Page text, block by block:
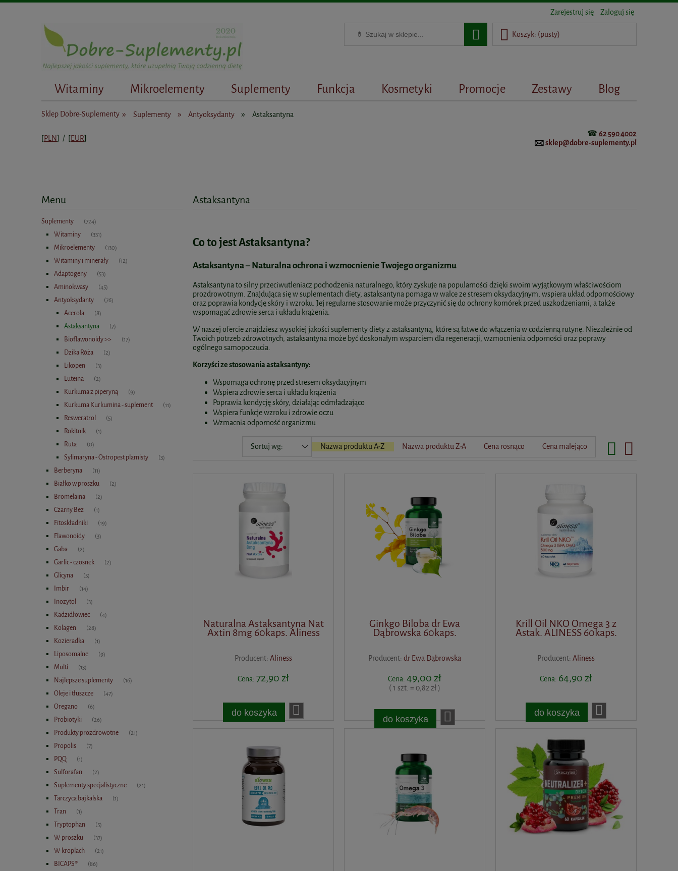
Zarejestruj się Zaloguj się
Koszyk: (pusty)
Witaminy Mikroelementy Suplementy Funkcja Kosmetyki Promocje Zestawy
Blog
Dietetycy
Sklep Dobre-Suplementy » Suplementy » Antyoksydanty » Astaksantyna
[PLN] / [EUR] ☎ 62 590 4002
sklep@dobre-suplementy.pl
Menu
Suplementy (724)
Witaminy (331)
Mikroelementy (130)
Witaminy i minerały (12)
Adaptogeny (53)
Aminokwasy (45)
Antyoksydanty (76)
Acerola (8)
Astaksantyna (7)
Bioflawonoidy >> (17)
Dzika Róża (2)
Likopen (3)
Luteina (2)
Kurkuma z piperyną (9)
Kurkuma Kurkumina - suplement (11)
Resweratrol (5)
Rokitnik (1)
Ruta (0)
Sylimaryna - Ostropest plamisty (3)
Berberyna (11)
Białko w proszku (2)
Bromelaina (2)
Czarny Bez (1)
Fitoskładniki (19)
Flawonoidy (3)
Gaba (2)
Garlic - czosnek (2)
Glicyna (5)
Imbir (14)
Inozytol (3)
Kadzidłowiec (4)
Kolagen (28)
Kozieradka (1)
Liposomalne (9)
Multi (13)
Najlepsze suplementy (16)
Oleje i tłuszcze (47)
Oregano (6)
Probiotyki (26)
Produkty prozdrowotne (21)
Propolis (7)
PQQ (1)
Sulforafan (2)
Suplementy specjalistyczne (21)
Tarczyca bajkalska (1)
Tran (1)
Tryptophan (5)
W proszku (37)
W kroplach (21)
BICAPS® (86)
Astaksantyna
Co to jest Astaksantyna?
Astaksantyna – Naturalna ochrona i wzmocnienie Twojego organizmu
Astaksantyna to silny przeciwutleniacz pochodzenia naturalnego, który zyskuje na popularności dzięki swoim wyjątkowym właściwościom
prozdrowotnym. Znajdująca się w suplementach diety, astaksantyna pomaga w walce ze stresem oksydacyjnym, wspiera układ odpornościowy
oraz poprawia kondycję skóry i wzroku. Jej regularne stosowanie może przyczynić się do ochrony komórek przed uszkodzeniami, a także
wspomagać zdrowie serca i układu krążenia.
W naszej ofercie znajdziesz wysokiej jakości suplementy diety z astaksantyną, które są łatwe do włączenia w codzienną rutynę. Niezależnie od
Twoich potrzeb zdrowotnych, astaksantyna może być doskonałym wsparciem dla regeneracji, wzmocnienia odporności oraz poprawy
ogólnego samopoczucia.
Korzyści ze stosowania astaksantyny:
Wspomaga ochronę przed stresem oksydacyjnym
Wspiera zdrowie serca i układu krążenia
Poprawia kondycję skóry, działając odmładzająco
Wspiera funkcje wzroku i zdrowie oczu
Wzmacnia odporność organizmu
Sortuj wg: Nazwa produktu A-Z Nazwa produktu Z-A Cena rosnąco Cena malejąco
Naturalna Astaksantyna Nat
Axtin 8mg 60kaps. Aliness
Producent: Aliness
Cena: 72,90 zł
do koszyka
Ginkgo Biloba dr Ewa
Dąbrowska 60kaps.
Producent: dr Ewa Dąbrowska
Cena: 49,00 zł
( 1 szt. = 0,82 zł )
do koszyka
Krill Oil NKO Omega 3 z
Astak. ALINESS 60kaps.
Producent: Aliness
Cena: 64,90 zł
do koszyka